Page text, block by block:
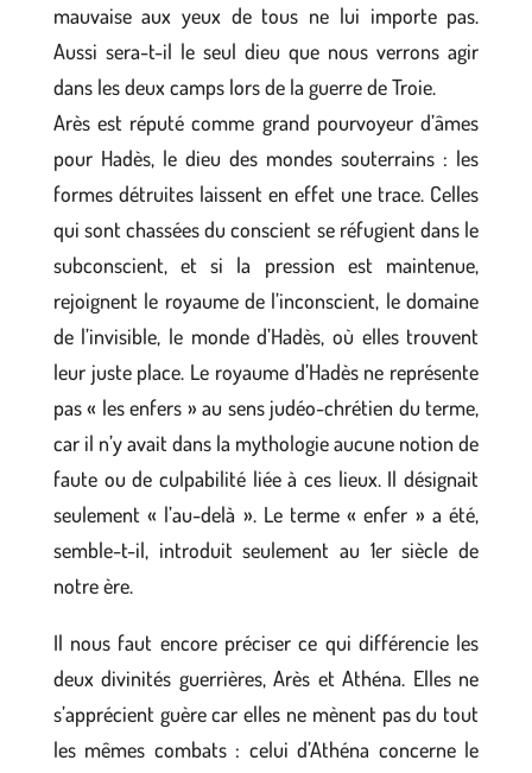
mauvaise aux yeux de tous ne lui importe pas.
Aussi sera-t-il le seul dieu que nous verrons agir
dans les deux camps lors de la guerre de Troie.
Arès est réputé comme grand pourvoyeur d’âmes
pour Hadès, le dieu des mondes souterrains : les
formes détruites laissent en effet une trace. Celles
qui sont chassées du conscient se réfugient dans le
subconscient, et si la pression est maintenue,
rejoignent le royaume de l’inconscient, le domaine
de l’invisible, le monde d’Hadès, où elles trouvent
leur juste place. Le royaume d’Hadès ne représente
pas « les enfers » au sens judéo-chrétien du terme,
car il n’y avait dans la mythologie aucune notion de
faute ou de culpabilité liée à ces lieux. Il désignait
seulement « l’au-delà ». Le terme « enfer » a été,
semble-t-il, introduit seulement au 1er siècle de
notre ère.
Il nous faut encore préciser ce qui différencie les
deux divinités guerrières, Arès et Athéna. Elles ne
s’apprécient guère car elles ne mènent pas du tout
les mêmes combats : celui d’Athéna concerne le